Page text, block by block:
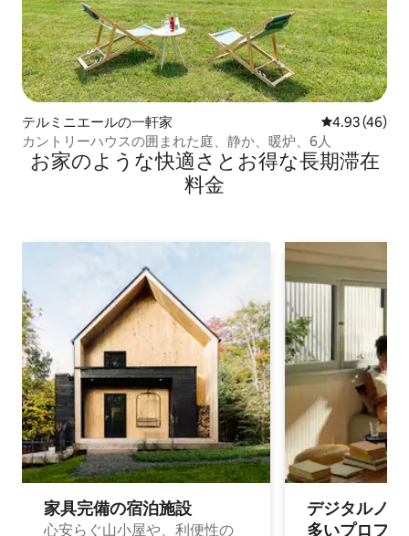
テルミニエールの一軒家 レビュー46
4.93 (46)
カントリーハウスの囲まれた庭、静か、暖炉、6人
お家のような快⁠適⁠さ⁠とお⁠得⁠な長⁠期⁠滞⁠在
料⁠金
家具完備の宿⁠泊⁠施⁠設
心安らぐ山小屋や、利便性の
デジタルノ
多⁠いプ⁠ロ⁠フ⁠